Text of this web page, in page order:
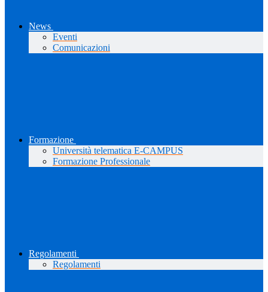
News
Eventi
Comunicazioni
Formazione
Università telematica E-CAMPUS
Formazione Professionale
Regolamenti
Regolamenti